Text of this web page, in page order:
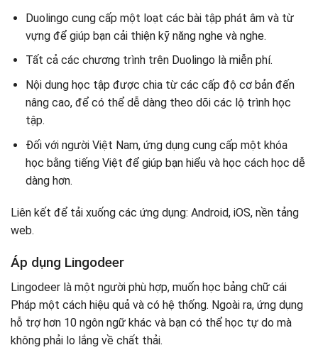
Duolingo cung cấp một loạt các bài tập phát âm và từ
vựng để giúp bạn cải thiện kỹ năng nghe và nghe.
Tất cả các chương trình trên Duolingo là miễn phí.
Nội dung học tập được chia từ các cấp độ cơ bản đến
nâng cao, để có thể dễ dàng theo dõi các lộ trình học
tập.
Đối với người Việt Nam, ứng dụng cung cấp một khóa
học bằng tiếng Việt để giúp bạn hiểu và học cách học dễ
dàng hơn.
Liên kết để tải xuống các ứng dụng: Android, iOS, nền tảng
web.
Áp dụng Lingodeer
Lingodeer là một người phù hợp, muốn học bảng chữ cái
Pháp một cách hiệu quả và có hệ thống. Ngoài ra, ứng dụng
hỗ trợ hơn 10 ngôn ngữ khác và bạn có thể học tự do mà
không phải lo lắng về chất thải.